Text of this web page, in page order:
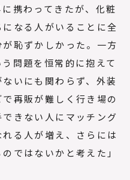
携わってきたが、化粧
なる人がいることに全
恥ずかしかった。一方
問題を恒常的に抱えて
いにも関わらず、外装
再販が難しく行き場の
きない人にマッチング
る人が増え、さらには
ではないかと考えた」